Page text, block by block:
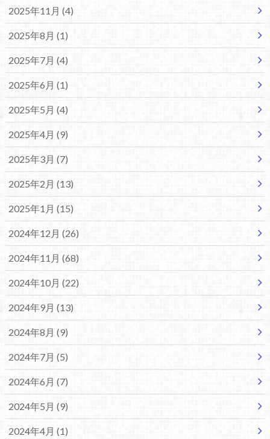
2025年11月 (4)
2025年8月 (1)
2025年7月 (4)
2025年6月 (1)
2025年5月 (4)
2025年4月 (9)
2025年3月 (7)
2025年2月 (13)
2025年1月 (15)
2024年12月 (26)
2024年11月 (68)
2024年10月 (22)
2024年9月 (13)
2024年8月 (9)
2024年7月 (5)
2024年6月 (7)
2024年5月 (9)
2024年4月 (1)